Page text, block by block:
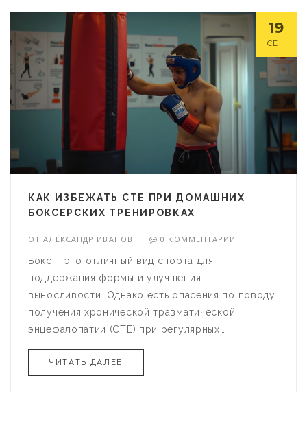
19
СЕН
КАК ИЗБЕЖАТЬ CTE ПРИ ДОМАШНИХ
БОКСЕРСКИХ ТРЕНИРОВКАХ
ОТАЛЕКСАНДР ИВАНОВ 0 КОММЕНТАРИИ
Бокс – это отличный вид спорта для
поддержания формы и улучшения
выносливости. Однако есть опасения по поводу
получения хронической травматической
энцефалопатии (CTE) при регулярных
можно минимизировать риск травм, следуя
ЧИТАТЬ ДАЛЕЕ